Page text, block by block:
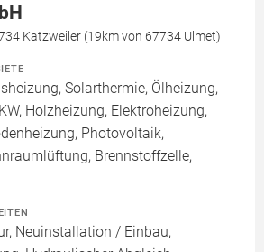
Katzweiler (19km von 67734 Ulmet)
Solarthermie, Ölheizung,
Holzheizung, Elektroheizung,
Photovoltaik,
Brennstoffzelle,
Neuinstallation / Einbau,